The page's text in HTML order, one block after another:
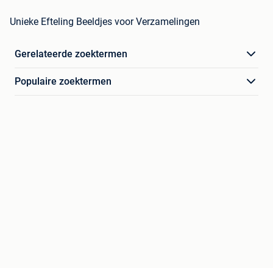
Unieke Efteling Beeldjes voor Verzamelingen
Gerelateerde zoektermen
Populaire zoektermen